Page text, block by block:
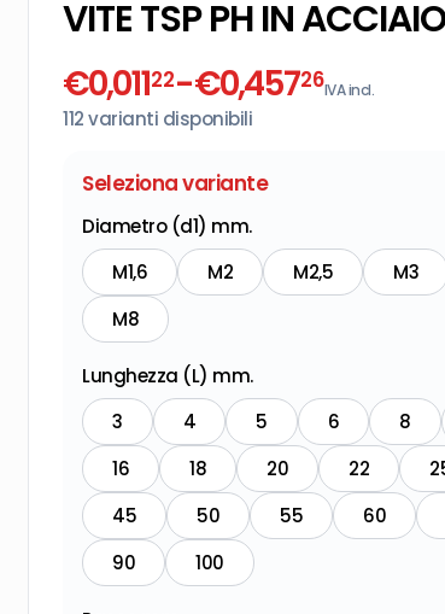
VITE TSP PH IN
€0,01122-€0,45726IVA incl.
112varianti disponibili
Seleziona variante
Diametro (d1) mm.
M1,6 M2 M2,5 M3
M8
Lunghezza (L) mm.
3 4 5 6 8
16
18 20 22
45
50 55 60
90
100